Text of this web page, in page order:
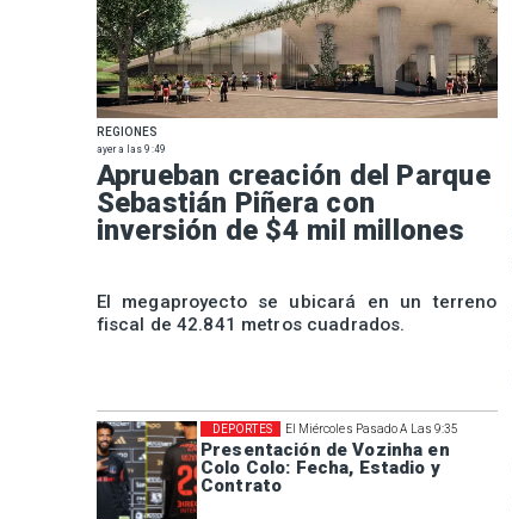
El Miércoles Pasado A Las 9:35
Presentación de Vozinha en
Colo Colo: Fecha, Estadio y
Contrato
DEPORTES
REGIONES
ayer a las 9:49
Aprueban creación del Parque
Sebastián Piñera con
inversión de $4 mil millones
El megaproyecto se ubicará en un terreno
fiscal de 42.841 metros cuadrados.